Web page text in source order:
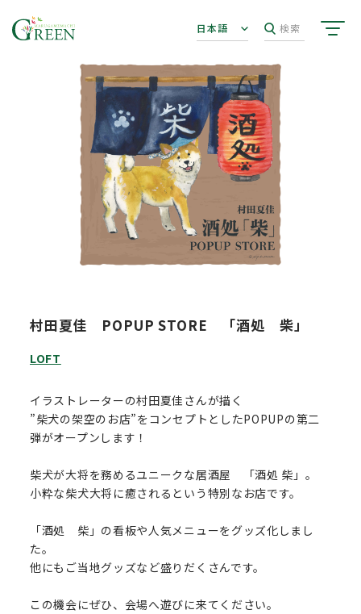
日本語 検索
村田夏佳 POPUP STORE 「酒処 柴」
LOFT
イラストレーターの村田夏佳さんが描く
”柴犬の架空のお店”をコンセプトとしたPOPUPの第二
弾がオープンします！
柴犬が大将を務めるユニークな居酒屋 「酒処 柴」。
小粋な柴犬大将に癒されるという特別なお店です。
「酒処 柴」の看板や人気メニューをグッズ化しまし
た。
他にもご当地グッズなど盛りだくさんです。
この機会にぜひ、会場へ遊びに来てください。